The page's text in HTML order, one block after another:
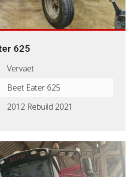
625
Vervaet
Beet Eater 625
2012 Rebuild 2021